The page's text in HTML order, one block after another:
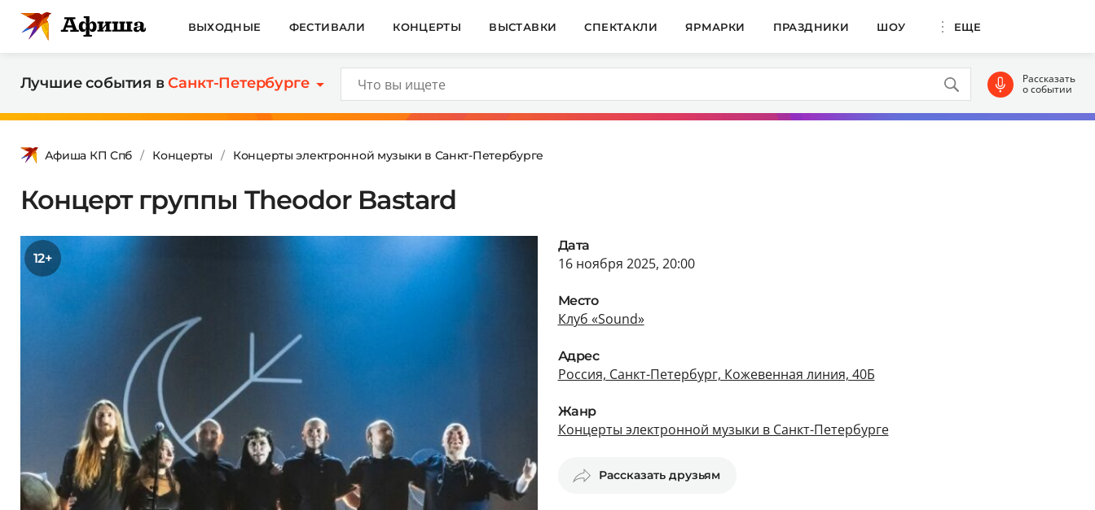
ВЫХОДНЫЕ ФЕСТИВАЛИ КОНЦЕРТЫ ВЫСТАВКИ СПЕКТАКЛИ ЯРМАРКИ ПРАЗДНИКИ ШОУ ЕЩЕ
Лучшие события вСанкт-Петербурге Рассказать
о событии
Афиша КП Спб Концерты Концерты электронной музыки в Санкт-Петербурге
Концерт группы Theodor Bastard
12+
Дата
16 ноября 2025, 20:00
Место
Клуб «Sound»
Адрес
Россия, Санкт-Петербург, Кожевенная линия, 40Б
Жанр
Концерты электронной музыки в Санкт-Петербурге
Рассказать друзьям